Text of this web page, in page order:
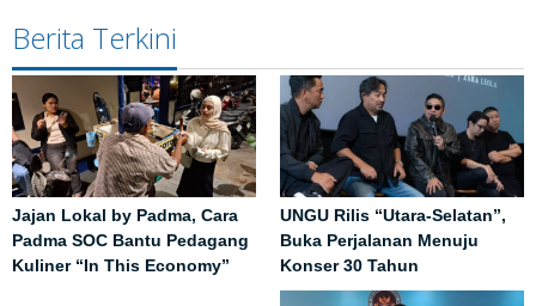
Berita Terkini
Jajan Lokal by Padma, Cara
Padma SOC Bantu Pedagang
Kuliner “In This Economy”
UNGU Rilis “Utara-Selatan”,
Buka Perjalanan Menuju
Konser 30 Tahun